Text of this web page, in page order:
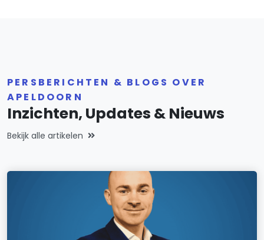
PERSBERICHTEN & BLOGS OVER
APELDOORN
Inzichten, Updates & Nieuws
Bekijk alle artikelen